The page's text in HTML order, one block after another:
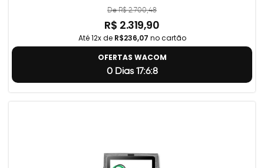
De R$ 2.700,48
R$ 2.319,90
Até 12x de R$236,07 no cartão
OFERTAS WACOM
0 Dias 17:6:7